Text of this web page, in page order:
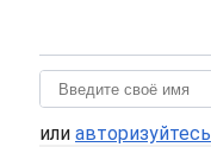
или авторизуйтесь